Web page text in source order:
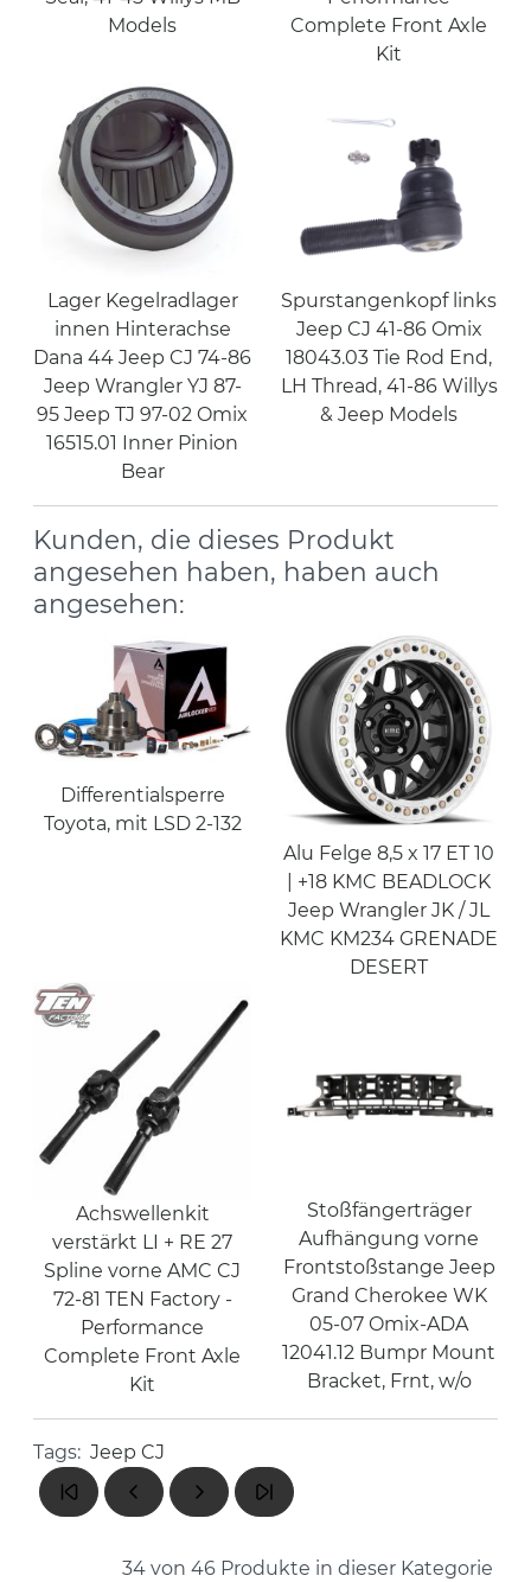
Models
Complete Front Axle
Kit
Lager Kegelradlager
innen Hinterachse
Dana 44 Jeep CJ 74-86
Jeep Wrangler YJ 87-
95 Jeep TJ 97-02 Omix
16515.01 Inner Pinion
Bear
Spurstangenkopf links
Jeep CJ 41-86 Omix
18043.03 Tie Rod End,
LH Thread, 41-86 Willys
& Jeep Models
Kunden, die dieses Produkt
angesehen haben, haben auch
angesehen:
Differentialsperre
Toyota, mit LSD 2-132
Alu Felge 8,5 x 17 ET 10
| +18 KMC BEADLOCK
Jeep Wrangler JK / JL
KMC KM234 GRENADE
DESERT
Achswellenkit
verstärkt LI + RE 27
Spline vorne AMC CJ
72-81 TEN Factory -
Performance
Complete Front Axle
Kit
Stoßfängerträger
Aufhängung vorne
Frontstoßstange Jeep
Grand Cherokee WK
05-07 Omix-ADA
12041.12 Bumpr Mount
Bracket, Frnt, w/o
Tags: Jeep CJ
34 von 46 Produkte in dieser Kategorie